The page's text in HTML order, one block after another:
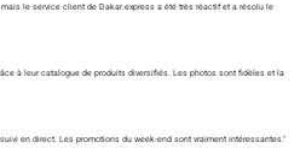
le service client de Dakar.express a été très réactif et a résolu le
à leur catalogue de produits diversifiés. Les photos sont fidèles et la
en direct. Les promotions du week-end sont vraiment intéressantes."